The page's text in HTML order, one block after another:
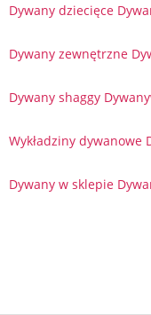
Dywany dziecięce
Dywany zewnętrzne
Dywany shaggy
Wykładziny dywanowe
Dywany w sklepie